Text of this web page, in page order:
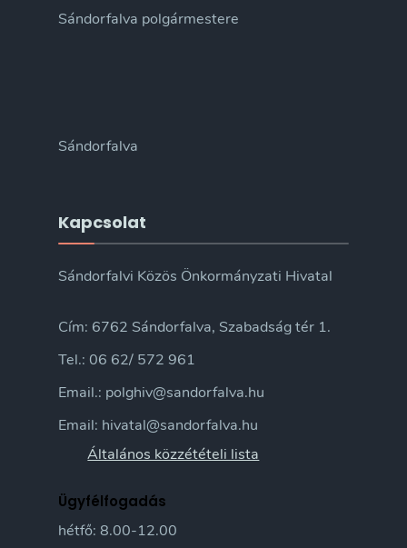
Sándorfalva polgármestere
Sándorfalva
Kapcsolat
Sándorfalvi Közös Önkormányzati Hivatal
Cím: 6762 Sándorfalva, Szabadság tér 1.
Tel.: 06 62/ 572 961
Email.: polghiv@sandorfalva.hu
Email: hivatal@sandorfalva.hu
Általános közzétételi lista
Ügyfélfogadás
hétfő: 8.00-12.00